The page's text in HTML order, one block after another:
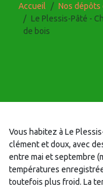
Accueil
Nos dépôts
Le Plessis-Pâté -
de bois
Vous habitez à Le
clément et doux, avec
entre mai et septembre
températures
toutefois plus froid. La